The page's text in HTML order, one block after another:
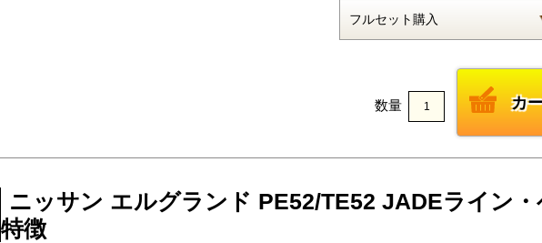
数量
ニッサン エルグランド PE52/TE52 JADEライン
特徴